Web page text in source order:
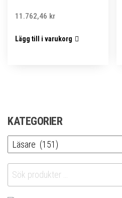
11.762,46 kr
Lägg till i varukorg
KATEGORIER
Sök
efter: